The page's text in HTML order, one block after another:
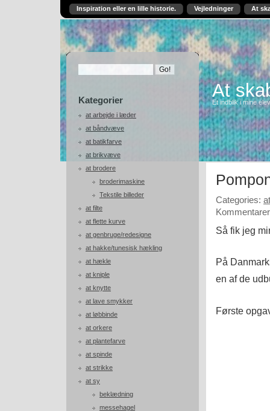
Inspiration eller en lille historie. Vejledninger At
Kategorier
at arbejde i læder
at båndvæve
at batikfarve
at brikvæve
at brodere
broderimaskine
Tekstile billeder
at filte
at flette kurve
at genbruge/redesigne
at hakke/tunesisk hækling
at hækle
at kniple
at knytte
at lave smykker
at løbbinde
at orkere
at plantefarve
at spinde
at strikke
at sy
beklædning
messehagel
At
Et indblik i mine
Categories:
Så fik jeg
På
en af de
Første